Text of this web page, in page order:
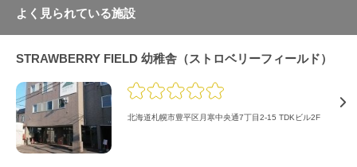
よく見られている施設
STRAWBERRY FIELD 幼稚舎（ストロベリーフィールド）
北海道札幌市豊平区月寒中央通7丁目2-15 TDKビル2F